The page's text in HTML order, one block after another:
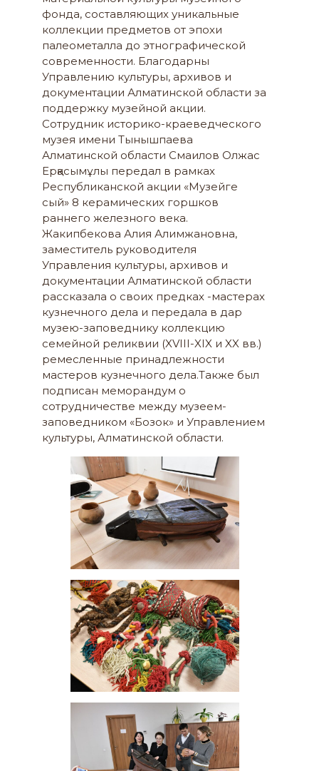
фонда, составляющих уникальные
коллекции предметов от эпохи
палеометалла до этнографической
современности. Благодарны
Управлению культуры, архивов и
документации Алматинской области за
поддержку музейной акции.
Сотрудник историко-краеведческого
музея имени Тынышпаева
Алматинской области Смаилов Олжас
Ерқасымұлы передал в рамках
Республиканской акции «Музейге
сый» 8 керамических горшков
раннего железного века.
Жакипбекова Алия Алимжановна,
заместитель руководителя
Управления культуры, архивов и
документации Алматинской области
рассказала о своих предках -мастерах
кузнечного дела и передала в дар
музею-заповеднику коллекцию
семейной реликвии (XVIII-XIX и XX вв.)
ремесленные принадлежности
мастеров кузнечного дела.Также был
подписан меморандум о
сотрудничестве между музеем-
заповедником «Бозок» и Управлением
культуры, Алматинской области.